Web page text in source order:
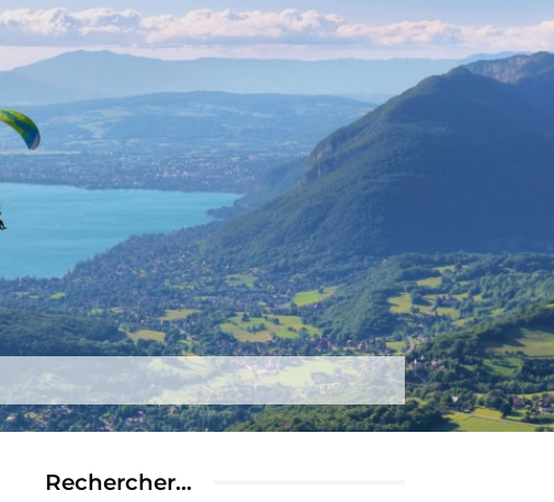
Alertez-nous Plus
Rechercher…